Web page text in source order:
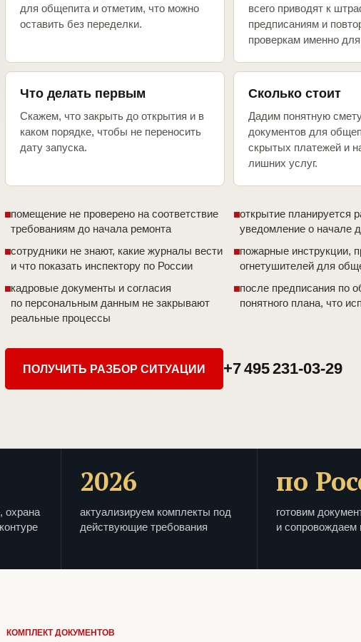
для общепита и отметим, что можно
оставить без переделки.
всего приводят к
предписаниям и
проверкам именно
Что делать первым
Скажем, что закрыть до открытия и в
каком порядке, чтобы не переносить
дату запуска.
Сколько стоит
Дадим понятную
документов для
скрытых платежей и
лишних услуг.
помещение не проверено на соответствие
требованиям до начала ремонта
открытие планируется
уведомление о начале
сотрудники не знают, какие журналы вести
и что показать инспектору по России
пожарные инструкции,
огнетушителей для
кадровые документы и согласия
по персональным данным не закрывают
реальные процессы
после предписания по
понятного плана, что
ПОЛУЧИТЬ РАЗБОР СИТУАЦИИ +7 495 231-03-29
охрана
2026
актуализируем комплекты под
действующие требования
по
готовим
и сопровождаем
КОМПЛЕКТ ДОКУМЕНТОВ